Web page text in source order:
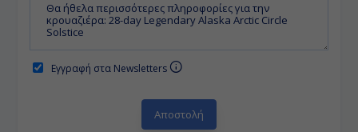
Εγγραφή στα Newsletters